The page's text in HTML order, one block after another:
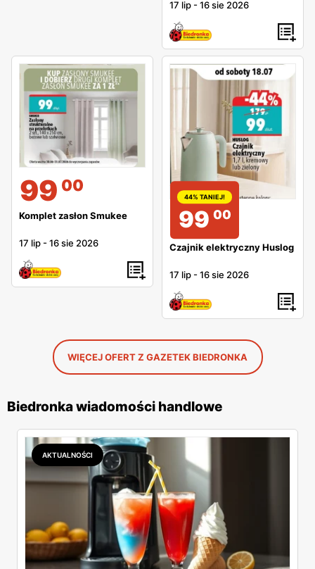
17 lip -16 sie 2026
99 00
Komplet zasłon Smukee
17 lip -16 sie 2026
44% TANIEJ!
99 00
Czajnik elektryczny Huslog
17 lip -16 sie 2026
WIĘCEJ OFERT Z GAZETEK BIEDRONKA
Biedronka wiadomości handlowe
AKTUALNOŚCI